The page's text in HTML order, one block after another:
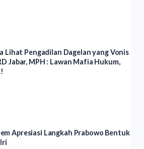
Lihat Pengadilan Dagelan yang Vonis
Jabar, MPH : Lawan Mafia Hukum,
Apresiasi Langkah Prabowo Bentuk